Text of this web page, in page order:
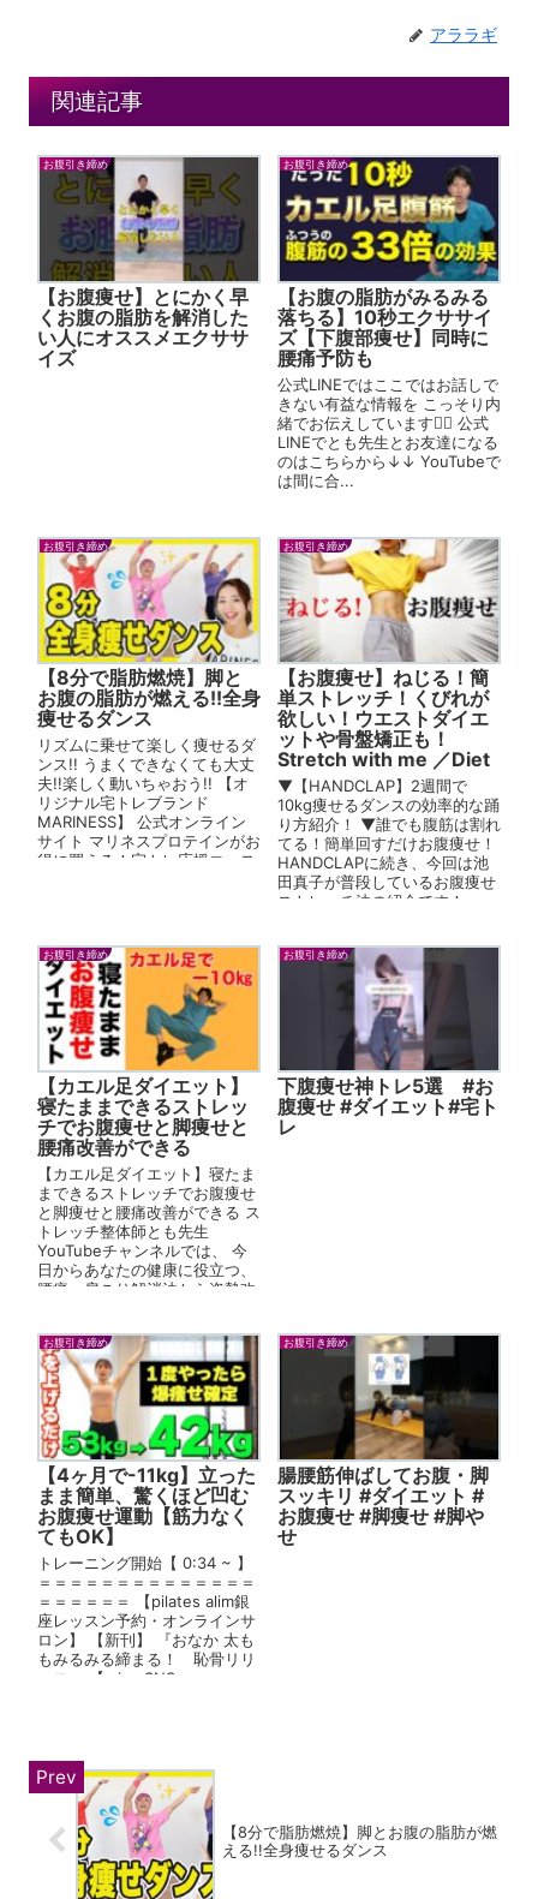
アララギ
関連記事
お腹引き締め
【お腹痩せ】とにかく早
くお腹の脂肪を解消した
い人にオススメエクササ
イズ
お腹引き締め
【お腹の脂肪がみるみる
落ちる】10秒エクササイ
ズ【下腹部痩せ】同時に
腰痛予防も
公式LINEではここではお話しで
きない有益な情報を こっそり内
緒でお伝えしています🙋‍♂️ 公式
LINEでとも先生とお友達になる
のはこちらから↓↓ YouTubeで
は間に合...
お腹引き締め
【8分で脂肪燃焼】脚と
お腹の脂肪が燃える!!全身
痩せるダンス
リズムに乗せて楽しく痩せるダ
ンス!! うまくできなくても大丈
夫!!楽しく動いちゃおう!! 【オ
リジナル宅トレブランド
MARINESS】 公式オンライン
サイト マリネスプロテインがお
得に買える！宅トレ応援コース
お腹引き締め
【お腹痩せ】ねじる！簡
単ストレッチ！くびれが
欲しい！ウエストダイエ
ットや骨盤矯正も！
Stretch with me ／Diet
▼【HANDCLAP】2週間で
10kg痩せるダンスの効率的な踊
り方紹介！ ▼誰でも腹筋は割れ
てる！簡単回すだけお腹痩せ！
HANDCLAPに続き、今回は池
田真子が普段しているお腹痩せ
ストレッチ法の紹介です！
お腹引き締め
【カエル足ダイエット】
寝たままできるストレッ
チでお腹痩せと脚痩せと
腰痛改善ができる
【カエル足ダイエット】寝たま
まできるストレッチでお腹痩せ
と脚痩せと腰痛改善ができる ス
トレッチ整体師とも先生
YouTubeチャンネルでは、 今
日からあなたの健康に役立つ、
腰痛・肩こり解消法から姿勢改
お腹引き締め
下腹痩せ神トレ5選 #お
腹痩せ #ダイエット#宅ト
レ
お腹引き締め
【4ヶ月で-11kg】立った
まま簡単、驚くほど凹む
お腹痩せ運動【筋力なく
てもOK】
トレーニング開始【 0:34 ~ 】
＝＝＝＝＝＝＝＝＝＝＝＝＝＝
＝＝＝＝＝＝ 【pilates alim銀
座レッスン予約・オンラインサ
ロン】 【新刊】 『おなか 太も
もみるみる締まる！ 恥骨リリ
ース』 【miey SNS×...
お腹引き締め
腸腰筋伸ばしてお腹・脚
スッキリ #ダイエット #
お腹痩せ #脚痩せ #脚や
せ
【8分で脂肪燃焼】脚とお腹の脂肪が燃
える!!全身痩せるダンス